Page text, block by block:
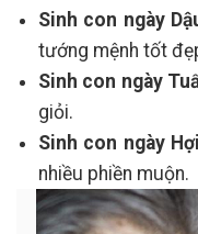
Sinh con ngày
tướng mệnh tốt
Sinh con ngày
giỏi.
Sinh con ngày
nhiều phiền muộn.